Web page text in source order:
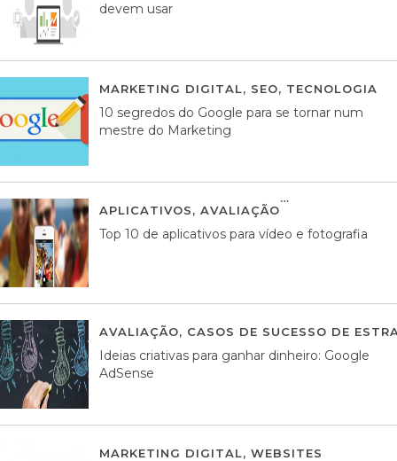
devem usar
MARKETING DIGITAL, SEO, TECNOLOGIA
10 segredos do Google para se tornar num
mestre do Marketing
APLICATIVOS, AVALIAÇÃO
Top 10 de aplicativos para vídeo e fotografia
AVALIAÇÃO, CASOS DE SUCESSO DE
Ideias criativas para ganhar dinheiro: Google
AdSense
MARKETING DIGITAL, WEBSITES